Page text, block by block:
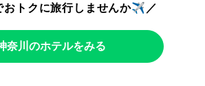
おトクに旅行しませんか✈️／
奈川のホテルをみる